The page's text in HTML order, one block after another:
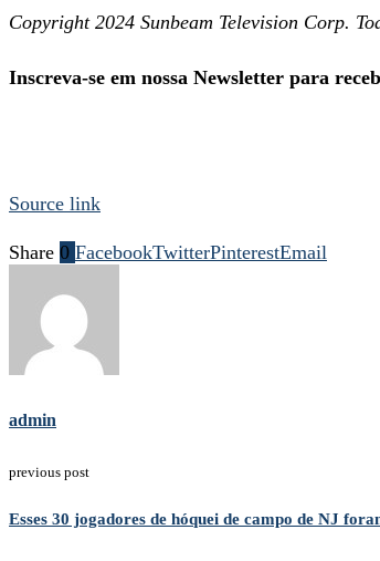
Copyright 2024 Sunbeam Television Corp.
Inscreva-se em nossa Newsletter para
Source link
Share 0 FacebookTwitterPinterestEmail
admin
previous post
Esses 30 jogadores de hóquei de campo de NJ